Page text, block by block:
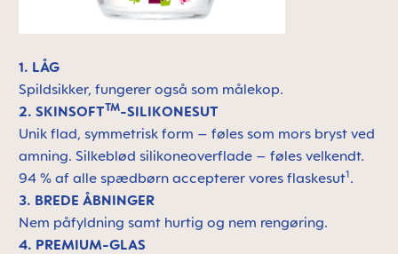
1. LÅG
Spildsikker, fungerer også som målekop.
2. SKINSOFTTM-SILIKONESUT
Unik flad, symmetrisk form – føles som mors bryst ved
amning. Silkeblød silikoneoverflade – føles velkendt.
94 % af alle spædbørn accepterer vores flaskesut1.
3. BREDE ÅBNINGER
Nem påfyldning samt hurtig og nem rengøring.
4. PREMIUM-GLAS